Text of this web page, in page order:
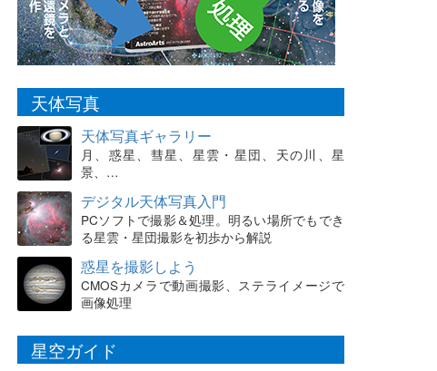
天体写真
天体写真ギャラリー
月、惑星、彗星、星雲・星団、天の川、星
景、…
デジタル天体写真入門
PCソフトで撮影＆処理。明るい場所でもでき
る星雲・星団撮影を初歩から解説
惑星を撮影しよう
CMOSカメラで動画撮影、ステライメージで
画像処理
星空ガイド